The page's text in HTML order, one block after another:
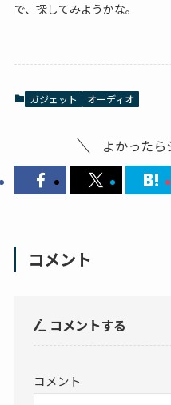
で、探してみようかな。
ガジェット オーディオ
よかったら
コメント
コメントする
コメント